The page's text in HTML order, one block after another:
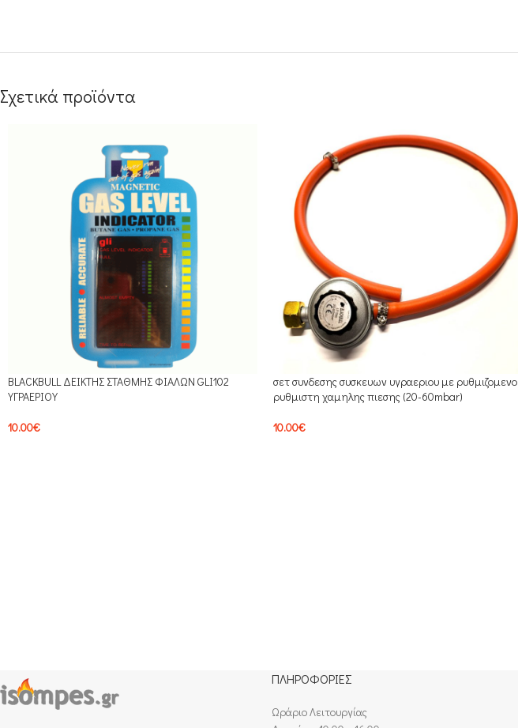
Σχετικά προϊόντα
BLACKBULL ΔΕΙΚΤΗΣ ΣΤΑΘΜΗΣ ΦΙΑΛΩΝ GLI102
ΥΓΡΑΕΡΙΟΥ
10.00€
σετ συνδεσης συσκευων υγραεριου με ρυθμιζομενο
ρυθμιστη χαμηλης πιεσης (20-60mbar)
10.00€
ΠΛΗΡΟΦΟΡΙΕΣ
Ωράριο Λειτουργίας